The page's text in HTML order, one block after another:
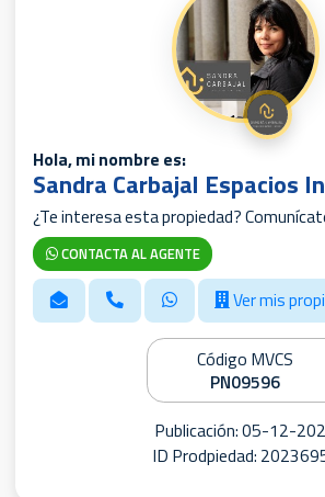
Hola, mi nombre es:
Sandra Carbajal Espacios
¿Te interesa esta propiedad?
CONTACTA AL AGENTE
Ver mis
Código MVCS
PN09596
Publicación: 05-12-
ID Prodpiedad: